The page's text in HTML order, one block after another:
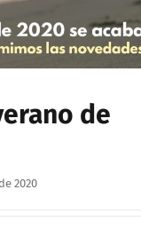
de
2020